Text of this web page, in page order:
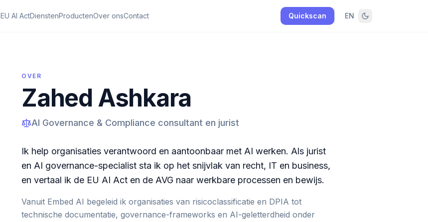
EU AI ActDienstenProductenOver onsContact Quickscan EN
OVER
Zahed Ashkara
AI Governance & Compliance consultant en jurist
Ik help organisaties verantwoord en aantoonbaar met AI werken. Als jurist
en AI governance-specialist sta ik op het snijvlak van recht, IT en business,
en vertaal ik de EU AI Act en de AVG naar werkbare processen en bewijs.
Vanuit Embed AI begeleid ik organisaties van risicoclassificatie en DPIA tot
technische documentatie, governance-frameworks en AI-geletterdheid onder